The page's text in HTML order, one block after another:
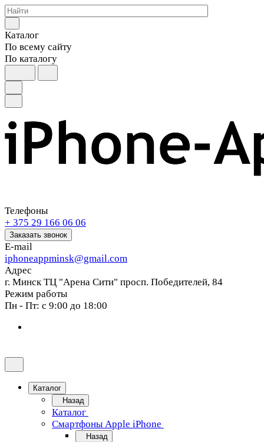
Каталог
По всему сайту
По каталогу
Телефоны
+ 375 29 166 06 06
Заказать звонок
E-mail
iphoneappminsk@gmail.com
Адрес
г. Минск ТЦ "Арена Сити" просп. Победителей, 84
Режим работы
Пн - Пт: с 9:00 до 18:00
Каталог
Назад
Каталог
Смартфоны Apple iPhone
Назад